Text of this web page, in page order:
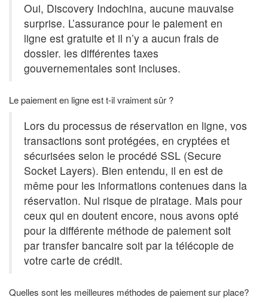
Oui, Discovery Indochina, aucune mauvaise
surprise. L’assurance pour le paiement en
ligne est gratuite et il n’y a aucun frais de
dossier. les différentes taxes
gouvernementales sont incluses.
Le paiement en ligne est t-il vraiment sûr ?
Lors du processus de réservation en ligne, vos
transactions sont protégées, en cryptées et
sécurisées selon le procédé SSL (Secure
Socket Layers). Bien entendu, il en est de
même pour les informations contenues dans la
réservation. Nul risque de piratage. Mais pour
ceux qui en doutent encore, nous avons opté
pour la différente méthode de paiement soit
par transfer bancaire soit par la télécopie de
votre carte de crédit.
Quelles sont les meilleures méthodes de paiement sur place?